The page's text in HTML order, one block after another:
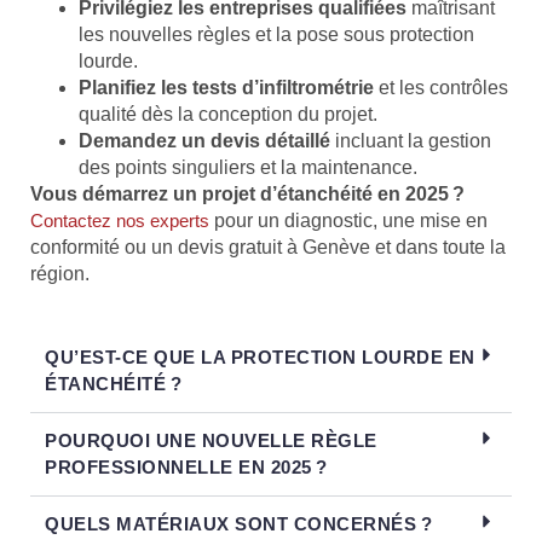
Privilégiez les entreprises qualifiées maîtrisant
les nouvelles règles et la pose sous protection
lourde.
Planifiez les tests d’infiltrométrie et les contrôles
qualité dès la conception du projet.
Demandez un devis détaillé incluant la gestion
des points singuliers et la maintenance.
Vous démarrez un projet d’étanchéité en 2025 ?
Contactez nos experts pour un diagnostic, une mise en
conformité ou un devis gratuit à Genève et dans toute la
région.
QU’EST-CE QUE LA PROTECTION LOURDE EN
ÉTANCHÉITÉ ?
POURQUOI UNE NOUVELLE RÈGLE
PROFESSIONNELLE EN 2025 ?
QUELS MATÉRIAUX SONT CONCERNÉS ?